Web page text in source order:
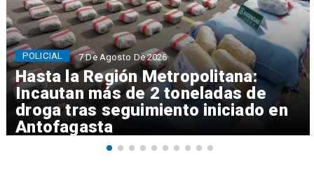
Hasta la Región Metropolitana:
Incautan más de 2 toneladas de
droga tras seguimiento iniciado en
Antofagasta
POLICIAL 7 De Agosto De 2026